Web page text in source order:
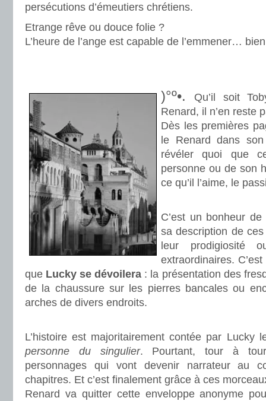
persécutions d’émeutiers chrétiens.
Etrange rêve ou douce folie ?
L’heure de l’ange est capable de l’emmener…
)°º•.
Qu’il soit
Renard, il n’en reste
Dès les premières
le Renard dans
révéler quoi que
personne ou de son
ce qu’il l’aime, le
C’est un bonheur
sa description de
leur prodigiosité
extraordinaires.
que Lucky se dévoilera : la présentation des
de la chaussure sur les pierres bancales ou
arches de divers endroits.
L’histoire est majoritairement contée par Lucky
personne du singulier. Pourtant, tour à
personnages qui vont devenir narrateur au
chapitres. Et c’est finalement grâce à ces
Renard va quitter cette enveloppe anonyme